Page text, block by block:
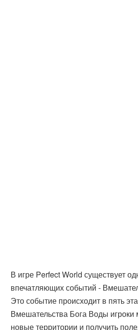
В игре Perfect World существует
впечатляющих событий -
Это событие происходит в пять
Вмешательства Бога Воды игроки
новые территории и получить